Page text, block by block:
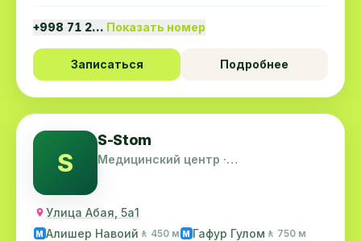
+998 71 2… Показать номер
Записаться Подробнее
S
S-Stom
Медицинский центр ·
Улица Абая, 5а1
M Алишер Навоий 🚶 450 м M Гафур Гулом 🚶 750 м